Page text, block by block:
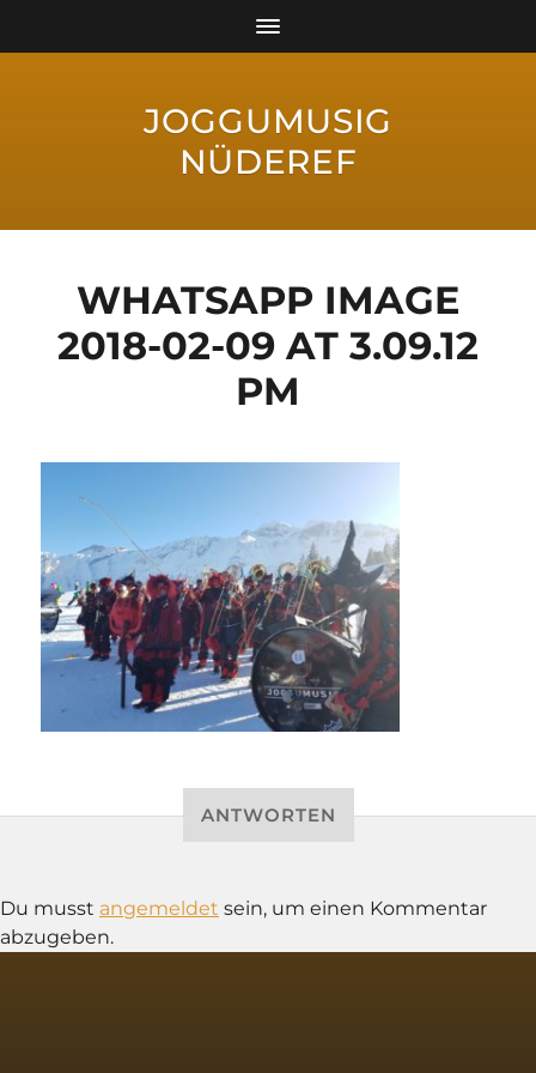
JOGGUMUSIG
NÜDEREF
WHATSAPP IMAGE
2018-02-09 AT 3.09.12
PM
ANTWORTEN
Du musst angemeldet sein, um einen Kommentar
abzugeben.